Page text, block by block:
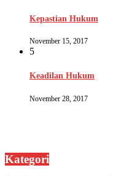
Kepastian Hukum
November 15, 2017
5
Keadilan Hukum
November 28, 2017
Kategori